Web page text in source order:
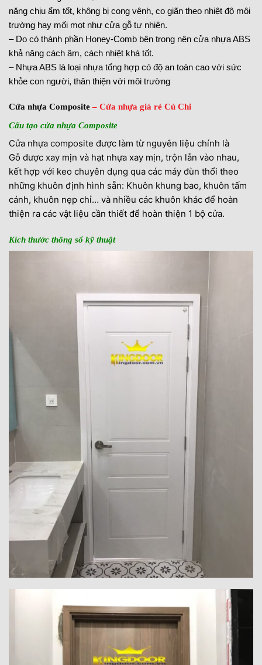
năng chịu ẩm tốt, không bị cong vênh, co giãn theo nhiệt độ môi
trường hay mối mọt như cửa gỗ tự nhiên.
– Do có thành phần Honey-Comb bên trong nên cửa nhựa ABS
khả năng cách âm, cách nhiệt khá tốt.
– Nhựa ABS là loại nhựa tổng hợp có độ an toàn cao với sức
khỏe con người, thân thiện với môi trường
Cửa nhựa Composite – Cửa nhựa giá rẻ Củ Chi
Cấu tạo cửa nhựa Composite
Cửa nhựa composite được làm từ nguyên liệu chính là
Gỗ được xay mịn và hạt nhựa xay mịn, trộn lẫn vào nhau,
kết hợp với keo chuyên dụng qua các máy đùn thổi theo
những khuôn định hình sẵn: Khuôn khung bao, khuôn tấm
cánh, khuôn nẹp chỉ… và nhiều các khuôn khác để hoàn
thiện ra các vật liệu cần thiết để hoàn thiện 1 bộ cửa.
Kích thước thông số kỹ thuật